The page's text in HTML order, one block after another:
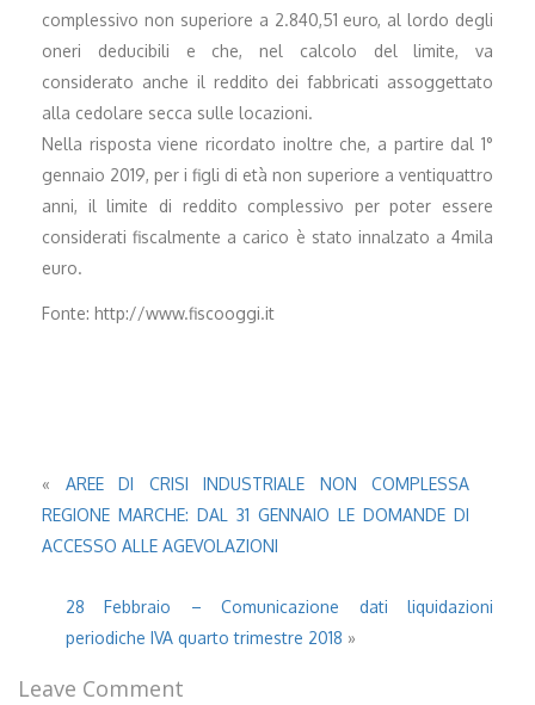
complessivo non superiore a 2.840,51 euro, al lordo degli
oneri deducibili e che, nel calcolo del limite, va
considerato anche il reddito dei fabbricati assoggettato
alla cedolare secca sulle locazioni.
Nella risposta viene ricordato inoltre che, a partire dal 1°
gennaio 2019, per i figli di età non superiore a ventiquattro
anni, il limite di reddito complessivo per poter essere
considerati fiscalmente a carico è stato innalzato a 4mila
euro.
Fonte: http://www.fiscooggi.it
« AREE DI CRISI INDUSTRIALE NON COMPLESSA
REGIONE MARCHE: DAL 31 GENNAIO LE DOMANDE DI
ACCESSO ALLE AGEVOLAZIONI
28 Febbraio – Comunicazione dati liquidazioni
periodiche IVA quarto trimestre 2018 »
Leave Comment